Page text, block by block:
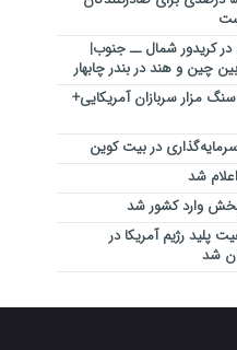
کریدور شمال ــ جنوب|
چین و هند در بندر چابهار
مزار سربازان آمریکایی+
در بیت کوین
شد
وارد کشور شد
پلید رژیم آمریکا در
شد